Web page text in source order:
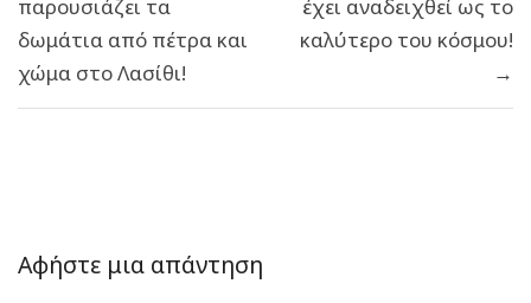
παρουσιάζει τα
δωμάτια από πέτρα και
χώμα στο Λασίθι!
έχει αναδειχθεί ως το
καλύτερο του κόσμου!
→
Αφήστε μια απάντηση